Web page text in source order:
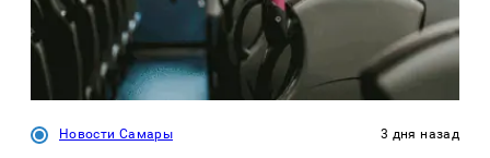
Новости Самары 3 дня назад